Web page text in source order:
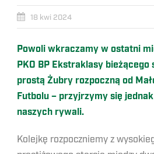
18 kwi 2024
Powoli wkraczamy w ostatni
PKO BP Ekstraklasy bieżącego
prostą Żubry rozpoczną od
Futbolu – przyjrzymy się
naszych rywali.
Kolejkę rozpoczniemy z